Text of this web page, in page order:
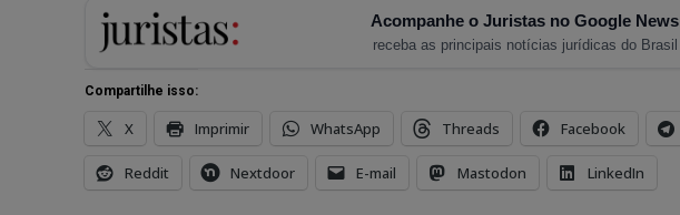
Acompanhe o Juristas no Google News
receba as principais notícias jurídicas do Brasil
Compartilhe isso:
X Imprimir WhatsApp Threads Facebook
Reddit Nextdoor E-mail Mastodon LinkedIn